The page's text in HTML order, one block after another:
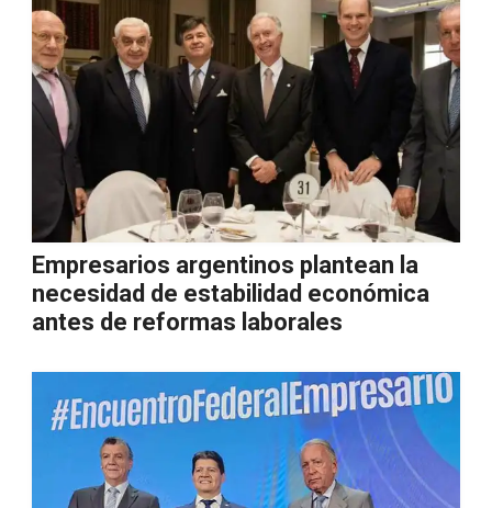
Empresarios argentinos plantean la
necesidad de estabilidad económica
antes de reformas laborales